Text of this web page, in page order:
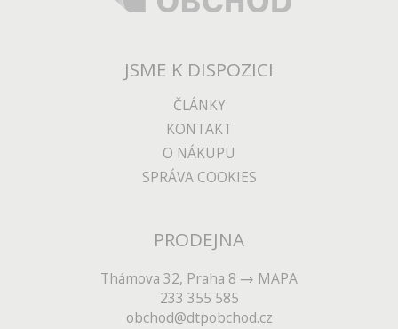
JSME K DISPOZICI
ČLÁNKY
KONTAKT
O NÁKUPU
SPRÁVA COOKIES
PRODEJNA
Thámova 32, Praha 8
MAPA
233 355 585
obchod@dtpobchod.cz